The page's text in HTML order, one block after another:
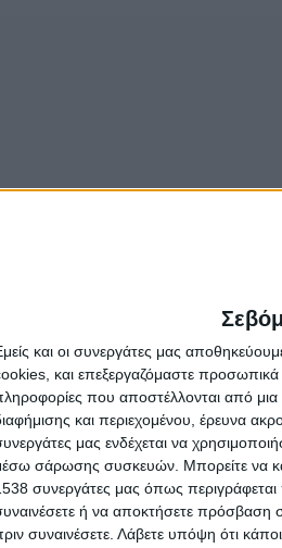
και οι συνεργάτες μας
και επεξεργαζόμαστε
που αποστέλλονται από μια
και περιεχομένου, έρευνα
μας ενδέχεται να
σάρωσης συσκευών. Μπορείτε να
συνεργάτες μας όπως περιγράφεται
ή να αποκτήσετε πρόσβαση
συναινέσετε. Λάβετε υπόψη ότι
“Το Μήνυμα της
admin - 6 Αυγούστου, 2026